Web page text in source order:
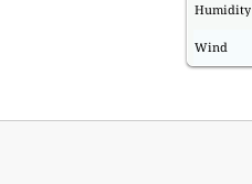
Humidity
Wind